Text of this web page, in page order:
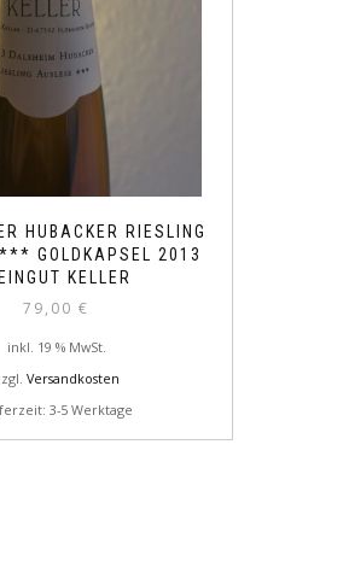
HUBACKER RIESLING
GOLDKAPSEL 2013
KELLER
79,00€
inkl. 19 % MwSt.
Versandkosten
3-5 Werktage